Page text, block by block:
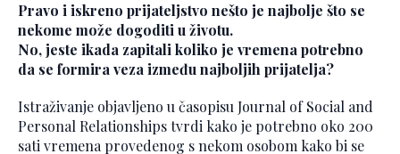
Pravo i iskreno prijateljstvo nešto je najbolje što se
nekome može dogoditi u životu.
No, jeste ikada zapitali koliko je vremena potrebno
da se formira veza između najboljih prijatelja?
Istraživanje objavljeno u časopisu Journal of Social and
Personal Relationships tvrdi kako je potrebno oko 200
sati vremena provedenog s nekom osobom kako bi se